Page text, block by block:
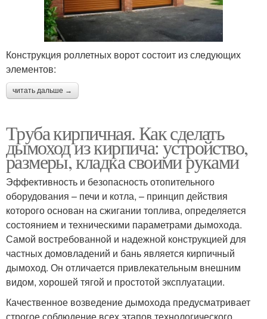
Конструкция роллетных ворот состоит из следующих
элементов:
читать дальше →
Труба кирпичная. Как сделать
дымоход из кирпича: устройство,
размеры, кладка своими руками
Эффективность и безопасность отопительного
оборудования – печи и котла, – принцип действия
которого основан на сжигании топлива, определяется
состоянием и техническими параметрами дымохода.
Самой востребованной и надежной конструкцией для
частных домовладений и бань является кирпичный
дымоход. Он отличается привлекательным внешним
видом, хорошей тягой и простотой эксплуатации.
Качественное возведение дымохода предусматривает
строгое соблюдение всех этапов технологического